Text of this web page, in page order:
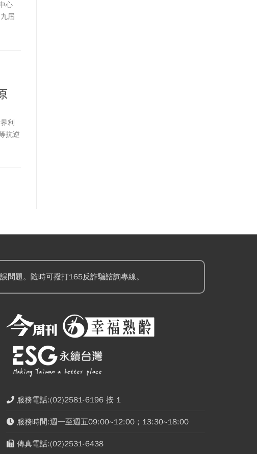
心
屆
利
抗逆
光
問題。隨時可撥打165反詐騙諮詢專線。
服務電話:(02)2581-6196 按 1
服務時間:週一至週五09:00~12:00；13:30~18:00
傳真電話:(02)2531-6438